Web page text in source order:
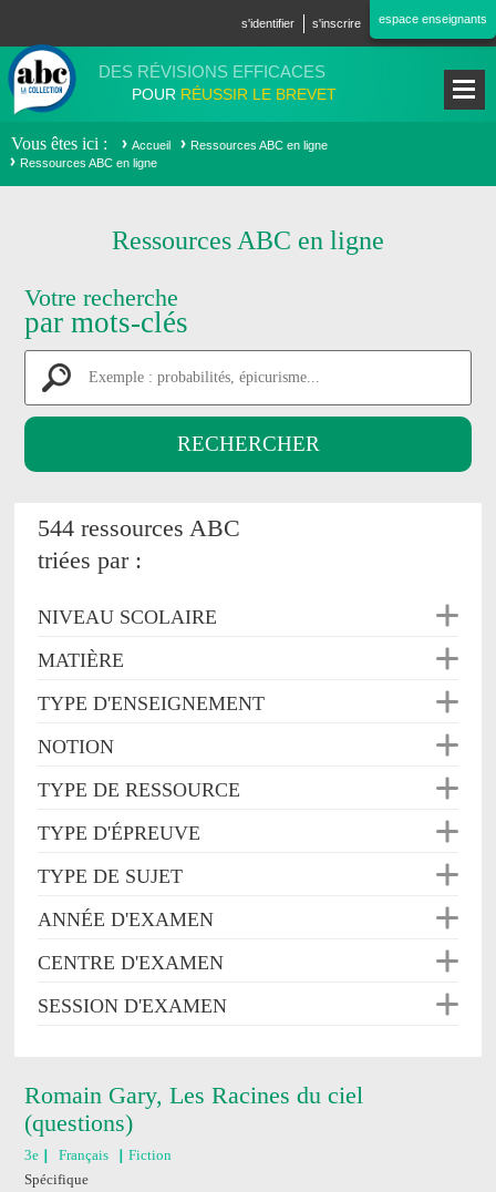
s'identifier s'inscrire espace enseignants
DES RÉVISIONS EFFICACES
POUR RÉUSSIR LE BREVET
Vous êtes ici Accueil
Ressources ABC en ligne
Ressources ABC en ligne
Ressources ABC en ligne
Votre recherche
par mots-clés
544 ressources ABC
triées par :
NIVEAU SCOLAIRE
MATIÈRE
TYPE D'ENSEIGNEMENT
NOTION
TYPE DE RESSOURCE
TYPE D'ÉPREUVE
TYPE DE SUJET
ANNÉE D'EXAMEN
CENTRE D'EXAMEN
SESSION D'EXAMEN
Romain Gary, Les Racines du ciel
(questions)
3e Français
Fiction
Spécifique